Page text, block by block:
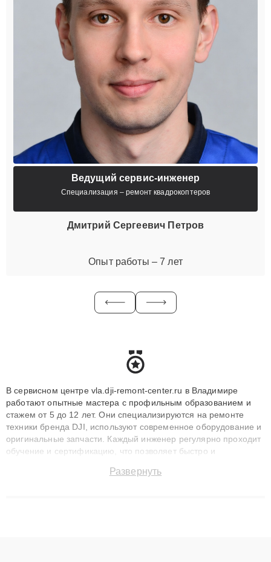
Ведущий сервис-инженер
Специализация – ремонт квадрокоптеров
Дмитрий Сергеевич Петров
Опыт работы – 7 лет
В сервисном центре vla.dji-remont-center.ru в Владимире
работают опытные мастера с профильным образованием и
стажем от 5 до 12 лет. Они специализируются на ремонте
техники бренда DJI, используют современное оборудование и
оригинальные запчасти. Каждый инженер регулярно проходит
обучение и сертификацию, что позволяет быстро и
сохранением гарантии до 3 лет. Наши мастера решают
Развернуть